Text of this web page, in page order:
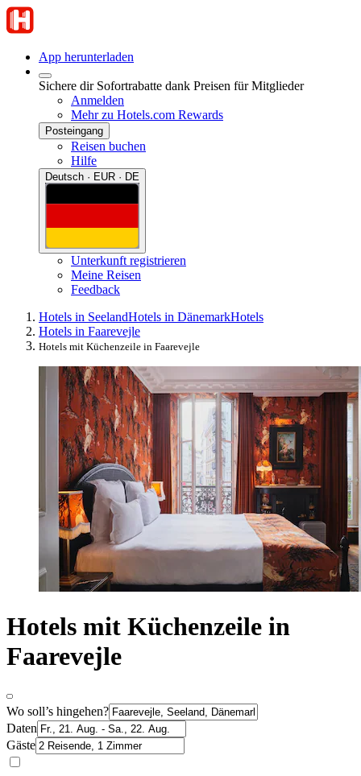
App herunterladen
Sichere dir Sofortrabatte dank Preisen für Mitglieder
Anmelden
Mehr zu Hotels.com Rewards
Posteingang
Reisen buchen
Hilfe
Deutsch · EUR · DE
Unterkunft registrieren
Meine Reisen
Feedback
Hotels in SeelandHotels in DänemarkHotels
Hotels in Faarevejle
Hotels mit Küchenzeile in Faarevejle
Hotels mit Küchenzeile in
Faarevejle
Wo soll’s hingehen?
Daten
Gäste